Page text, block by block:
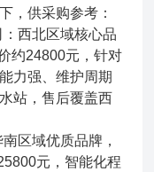
，供采购参考：
西北区域核心品
约24800元，针对
力强、维护周期
站，售后覆盖西
区域优质品牌，
元，智能化程